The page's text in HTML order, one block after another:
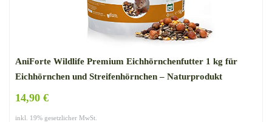
AniForte Wildlife Premium Eichhörnchenfutter 1 kg für
Eichhörnchen und Streifenhörnchen – Naturprodukt
Fütterung – Unsere Spezial Futtermischung
14,90 €
inkl. 19% gesetzlicher MwSt.